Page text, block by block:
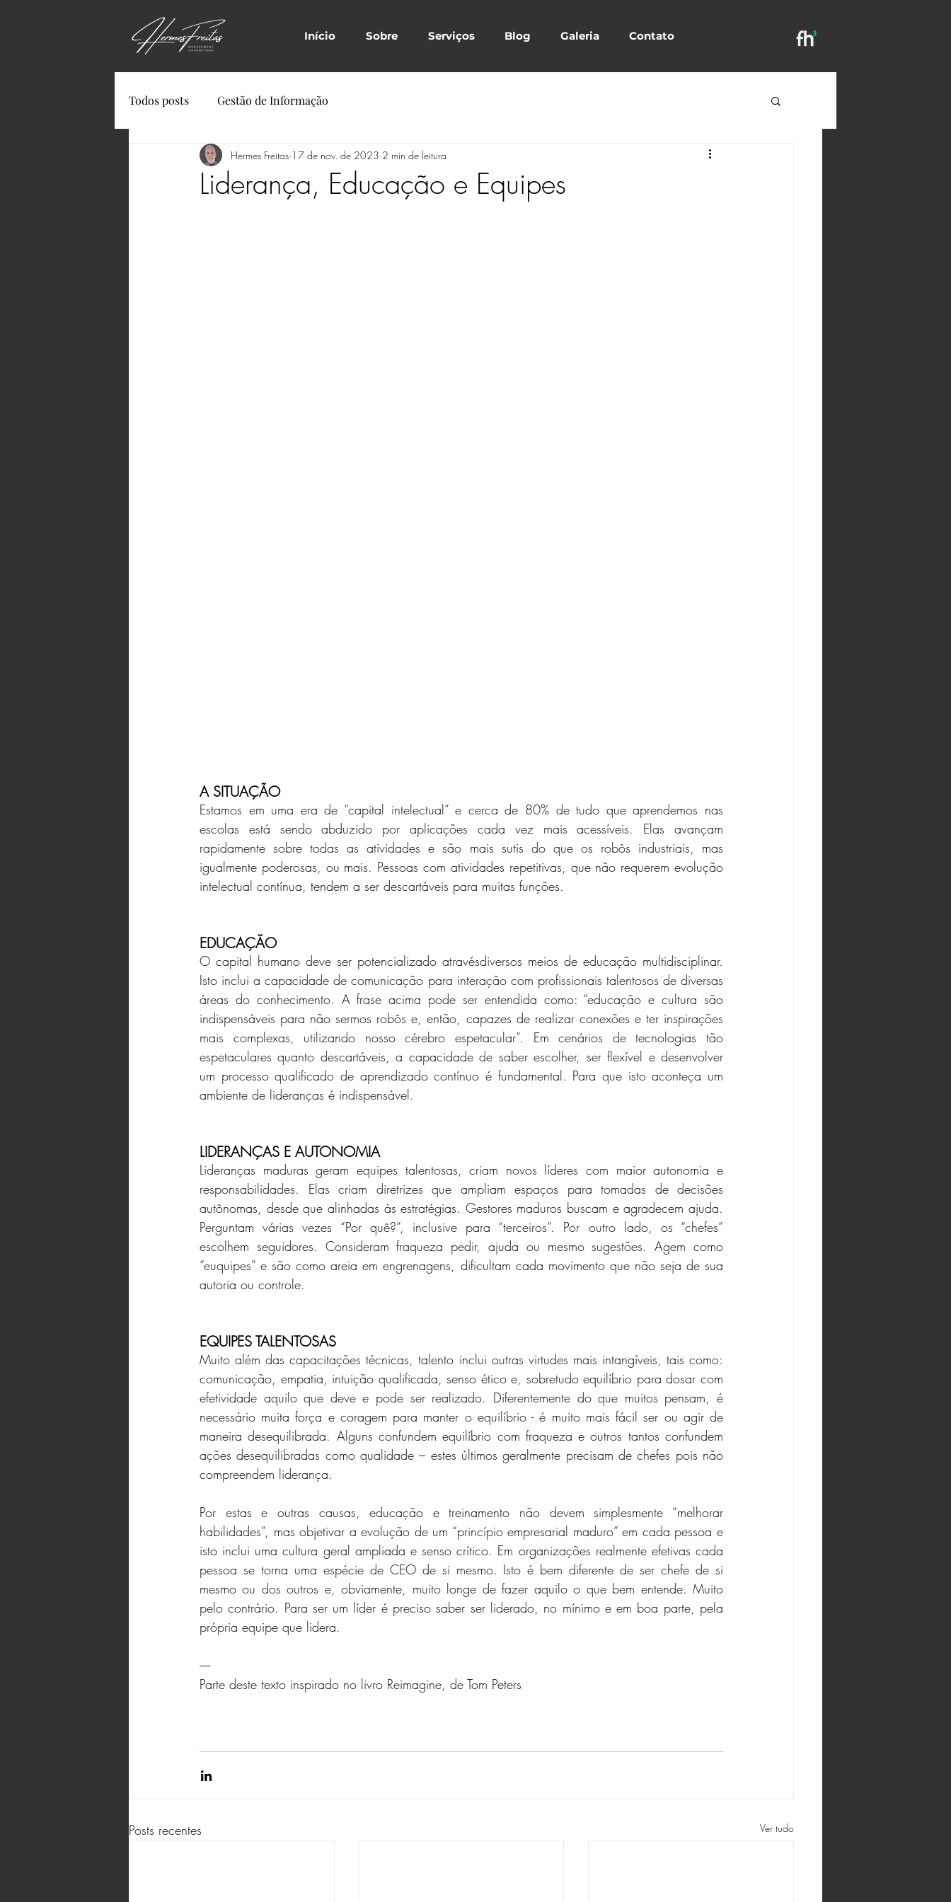
Início Sobre Serviços Blog Galeria Contato
Todos posts Gestão de Informação
Liderança, Educação e Equipes
Hermes Freitas 17 de nov. de 2023 2 min de leitura
A SITUAÇÃO
Estamos em uma era de “capital intelectual” e cerca de 80% de tudo que aprendemos nas
escolas está sendo abduzido por aplicações cada vez mais acessíveis. Elas avançam
rapidamente sobre todas as atividades e são mais sutis do que os robôs industriais, mas
igualmente poderosas, ou mais. Pessoas com atividades repetitivas, que não requerem evolução
intelectual contínua, tendem a ser descartáveis para muitas funções.
EDUCAÇÃO
O capital humano deve ser potencializado atravésdiversos meios de educação multidisciplinar.
Isto inclui a capacidade de comunicação para interação com profissionais talentosos de diversas
áreas do conhecimento. A frase acima pode ser entendida como: “educação e cultura são
indispensáveis para não sermos robôs e, então, capazes de realizar conexões e ter inspirações
mais complexas, utilizando nosso cérebro espetacular”. Em cenários de tecnologias tão
espetaculares quanto descartáveis, a capacidade de saber escolher, ser flexível e desenvolver
um processo qualificado de aprendizado contínuo é fundamental. Para que isto aconteça um
ambiente de lideranças é indispensável.
LIDERANÇAS E AUTONOMIA
Lideranças maduras geram equipes talentosas, criam novos líderes com maior autonomia e
responsabilidades. Elas criam diretrizes que ampliam espaços para tomadas de decisões
autônomas, desde que alinhadas às estratégias. Gestores maduros buscam e agradecem ajuda.
Perguntam várias vezes “Por quê?”, inclusive para “terceiros”. Por outro lado, os “chefes”
escolhem seguidores. Consideram fraqueza pedir, ajuda ou mesmo sugestões. Agem como
“euquipes” e são como areia em engrenagens, dificultam cada movimento que não seja de sua
autoria ou controle.
EQUIPES TALENTOSAS
Muito além das capacitações técnicas, talento inclui outras virtudes mais intangíveis, tais como:
comunicação, empatia, intuição qualificada, senso ético e, sobretudo equilíbrio para dosar com
efetividade aquilo que deve e pode ser realizado. Diferentemente do que muitos pensam, é
necessário muita força e coragem para manter o equilíbrio - é muito mais fácil ser ou agir de
maneira desequilibrada. Alguns confundem equilíbrio com fraqueza e outros tantos confundem
ações desequilibradas como qualidade – estes últimos geralmente precisam de chefes pois não
compreendem liderança.
Por estas e outras causas, educação e treinamento não devem simplesmente “melhorar
habilidades”, mas objetivar a evolução de um “princípio empresarial maduro” em cada pessoa e
isto inclui uma cultura geral ampliada e senso crítico. Em organizações realmente efetivas cada
pessoa se torna uma espécie de CEO de si mesmo. Isto é bem diferente de ser chefe de si
mesmo ou dos outros e, obviamente, muito longe de fazer aquilo o que bem entende. Muito
pelo contrário. Para ser um líder é preciso saber ser liderado, no mínimo e em boa parte, pela
própria equipe que lidera.
-----
Parte deste texto inspirado no livro Reimagine, de Tom Peters
Posts recentes Ver tudo